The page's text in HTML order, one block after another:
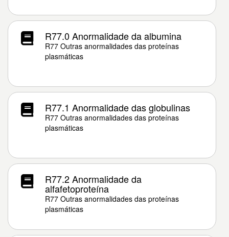
R77.0 Anormalidade da albumina
R77 Outras anormalidades das proteínas
plasmáticas
R77.1 Anormalidade das globulinas
R77 Outras anormalidades das proteínas
plasmáticas
R77.2 Anormalidade da
alfafetoproteína
R77 Outras anormalidades das proteínas
plasmáticas